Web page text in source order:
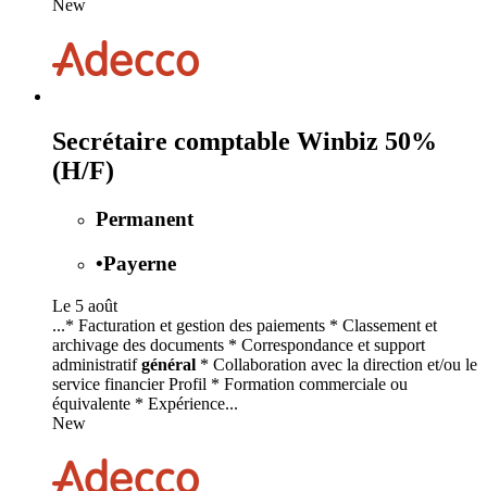
New
Secrétaire comptable Winbiz 50%
(H/F)
Permanent
•Payerne
Le 5 août
...* Facturation et gestion des paiements * Classement et
archivage des documents * Correspondance et support
administratifgénéral * Collaboration avec la direction et/ou le
service financier Profil * Formation commerciale ou
équivalente * Expérience...
New